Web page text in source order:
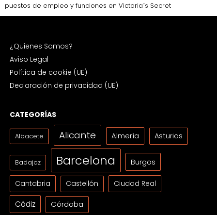
puestos de empleo y funciones en Victoria´s Secret
¿Quienes Somos?
Aviso Legal
Política de cookie (UE)
Declaración de privacidad (UE)
CATEGORÍAS
Albacete Alicante Almería Asturias
Badajoz Barcelona Burgos
Cantabria Castellón Ciudad Real
Cádiz Córdoba